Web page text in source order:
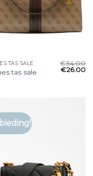
TAS SALE
tas sale
€34.00
€26.00